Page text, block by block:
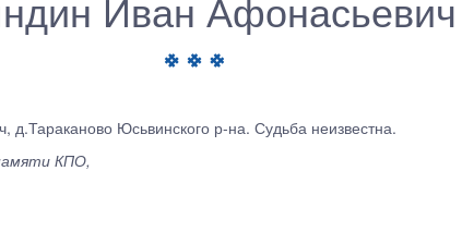
д.Тараканово Юсьвинского р-на. Судьба неизвестна.
КПО,